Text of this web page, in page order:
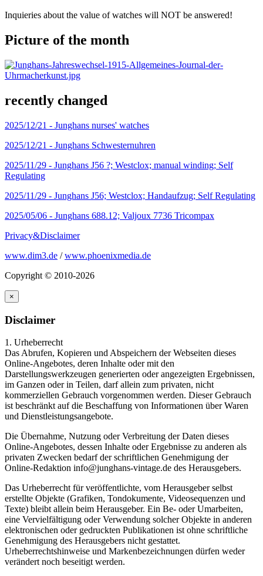
Inquieries about the value of watches will NOT be answered!
Picture of the month
recently changed
2025/12/21 - Junghans nurses' watches
2025/12/21 - Junghans Schwesternuhren
2025/11/29 - Junghans J56 ?; Westclox; manual winding; Self
Regulating
2025/11/29 - Junghans J56; Westclox; Handaufzug; Self Regulating
2025/05/06 - Junghans 688.12; Valjoux 7736 Tricompax
Privacy&Disclaimer
www.dim3.de /www.phoenixmedia.de
Copyright © 2010-2026
×
Disclaimer
1. Urheberrecht
Das Abrufen, Kopieren und Abspeichern der Webseiten dieses
Online-Angebotes, deren Inhalte oder mit den
Darstellungswerkzeugen generierten oder angezeigten Ergebnissen,
im Ganzen oder in Teilen, darf allein zum privaten, nicht
kommerziellen Gebrauch vorgenommen werden. Dieser Gebrauch
ist beschränkt auf die Beschaffung von Informationen über Waren
und Dienstleistungsangebote.
Die Übernahme, Nutzung oder Verbreitung der Daten dieses
Online-Angebotes, dessen Inhalte oder Ergebnisse zu anderen als
privaten Zwecken bedarf der schriftlichen Genehmigung der
Online-Redaktion info@junghans-vintage.de des Herausgebers.
Das Urheberrecht für veröffentlichte, vom Herausgeber selbst
erstellte Objekte (Grafiken, Tondokumente, Videosequenzen und
Texte) bleibt allein beim Herausgeber. Ein Be- oder Umarbeiten,
eine Vervielfältigung oder Verwendung solcher Objekte in anderen
elektronischen oder gedruckten Publikationen ist ohne schriftliche
Genehmigung des Herausgebers nicht gestattet.
Urheberrechtshinweise und Markenbezeichnungen dürfen weder
verändert noch beseitigt werden.